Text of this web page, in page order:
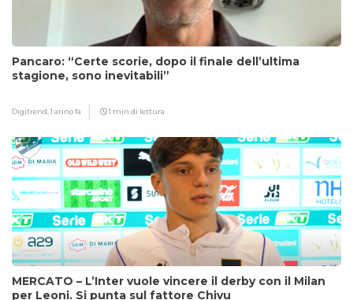
Pancaro: “Certe scorie, dopo il finale dell’ultima
stagione, sono inevitabili”
Digitrend,1 anno fa 1 min di lettura
MERCATO – L’Inter vuole vincere il derby con il Milan
per Leoni. Si punta sul fattore Chivu